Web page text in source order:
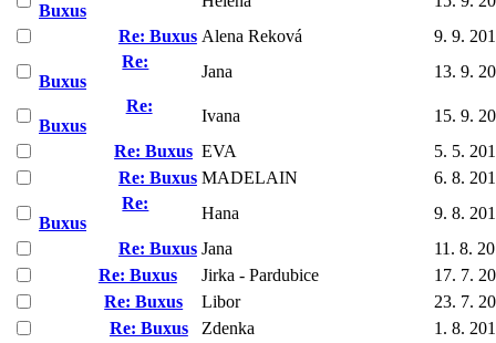
Buxus
Re: Buxus Alena Reková
9. 9.
Re:
Buxus
Jana
13. 9.
Re:
Buxus
Ivana
15. 9.
Re: Buxus EVA
5. 5.
Re: Buxus MADELAIN
6. 8.
Re:
Buxus
Hana
9. 8.
Re: Buxus Jana
11. 8.
Re: Buxus
Jirka - Pardubice
17. 7.
Re: Buxus
Libor
23. 7.
Re: Buxus
Zdenka
1. 8.